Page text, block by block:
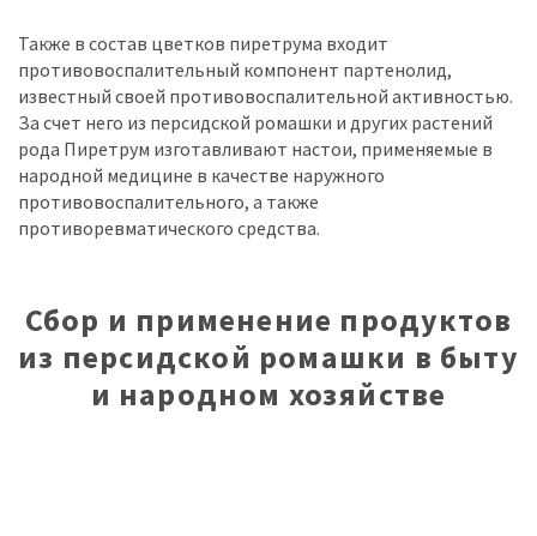
Также в состав цветков пиретрума входит
противовоспалительный компонент партенолид,
известный своей противовоспалительной активностью.
За счет него из персидской ромашки и других растений
рода Пиретрум изготавливают настои, применяемые в
народной медицине в качестве наружного
противовоспалительного, а также
противоревматического средства.
Сбор и применение продуктов
из персидской ромашки в быту
и народном хозяйстве